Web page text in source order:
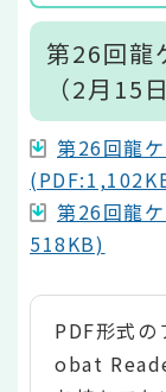
第26回龍
（2月15日
第26回龍
第26回龍
518KB)
PDF形式
obat